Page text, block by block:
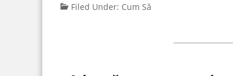
Filed Under: Cum Să